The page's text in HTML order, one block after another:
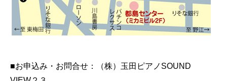
■お申込み・お問合せ：（株）玉田ピアノSOUND